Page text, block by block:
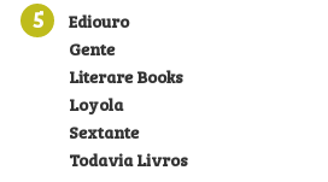
5
Ediouro
Gente
Literare Books
Loyola
Sextante
Todavia Livros